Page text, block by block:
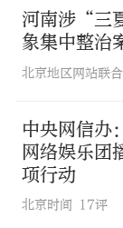
事件当事
息，博取
悲惨故事
三是呈现
暗示、性
河南涉“三
象集中整治
中央网信办
网络娱乐团
项行动
北京时间 17评